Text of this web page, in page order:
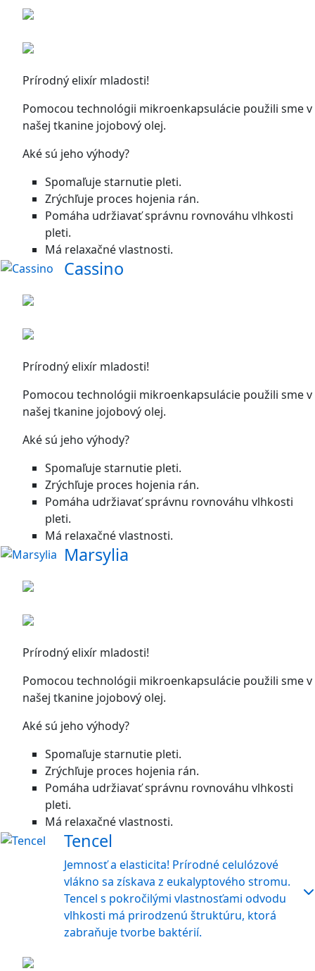
Prírodný elixír mladosti!
Pomocou technológii mikroenkapsulácie použili sme v
našej tkanine jojobový olej.
Aké sú jeho výhody?
Spomaľuje starnutie pleti.
Zrýchľuje proces hojenia rán.
Pomáha udržiavať správnu rovnováhu vlhkosti
pleti.
Má relaxačné vlastnosti.
Cassino
Prírodný elixír mladosti!
Pomocou technológii mikroenkapsulácie použili sme v
našej tkanine jojobový olej.
Aké sú jeho výhody?
Spomaľuje starnutie pleti.
Zrýchľuje proces hojenia rán.
Pomáha udržiavať správnu rovnováhu vlhkosti
pleti.
Má relaxačné vlastnosti.
Marsylia
Prírodný elixír mladosti!
Pomocou technológii mikroenkapsulácie použili sme v
našej tkanine jojobový olej.
Aké sú jeho výhody?
Spomaľuje starnutie pleti.
Zrýchľuje proces hojenia rán.
Pomáha udržiavať správnu rovnováhu vlhkosti
pleti.
Má relaxačné vlastnosti.
Tencel
Jemnosť a elasticita! Prírodné celulózové
vlákno sa získava z eukalyptového stromu.
Tencel s pokročilými vlastnosťami odvodu
vlhkosti má prirodzenú štruktúru, ktorá
zabraňuje tvorbe baktérií.